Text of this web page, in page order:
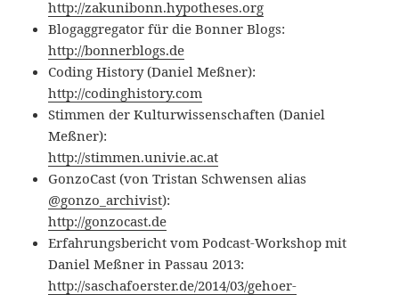
http://zakunibonn.hypotheses.org
Blogaggregator für die Bonner Blogs:
http://bonnerblogs.de
Coding History (Daniel Meßner):
http://codinghistory.com
Stimmen der Kulturwissenschaften (Daniel
Meßner):
http://stimmen.univie.ac.at
GonzoCast (von Tristan Schwensen alias
@gonzo_archivist):
http://gonzocast.de
Erfahrungsbericht vom Podcast-Workshop mit
Daniel Meßner in Passau 2013:
http://saschafoerster.de/2014/03/gehoer-